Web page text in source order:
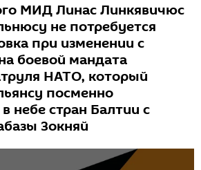
МИД Линас Линкявичюс
не потребуется
при изменении с
боевой мандата
НАТО, который
посменно
небе стран Балтии с
Зокняй